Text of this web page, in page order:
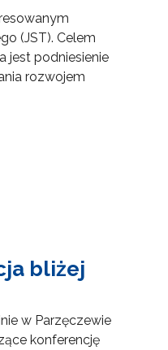
(JST). Celem
jest podniesienie
rozwojem
bliżej
w Parzęczewie
konferencję